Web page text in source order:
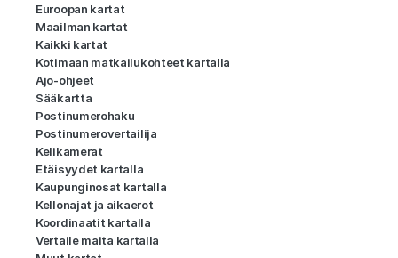
Euroopan kartat
Maailman kartat
Kaikki kartat
Kotimaan matkailukohteet kartalla
Ajo-ohjeet
Sääkartta
Postinumerohaku
Postinumerovertailija
Kelikamerat
Etäisyydet kartalla
Kaupunginosat kartalla
Kellonajat ja aikaerot
Koordinaatit kartalla
Vertaile maita kartalla